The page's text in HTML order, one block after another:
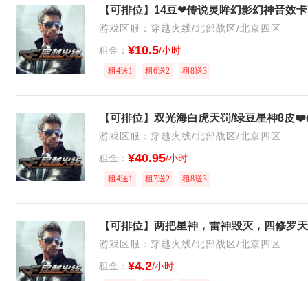
游戏区服：穿越火线/北部战区/北京四区
租金： ¥10.5/小时
租4送1 租6送2 租8送3
游戏区服：穿越火线/北部战区/北京四区
租金： ¥40.95/小时
租4送1 租7送2 租8送3
游戏区服：穿越火线/北部战区/北京四区
租金： ¥4.2/小时